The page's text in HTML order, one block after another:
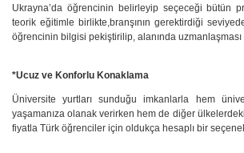
Ukrayna’da öğrencinin belirleyip seçeceği bütün
teorik eğitimle birlikte,branşının gerektirdiği
öğrencinin bilgisi pekiştirilip, alanında uzmanlaşması
*Ucuz ve Konforlu Konaklama
Üniversite yurtları sunduğu imkanlarla hem
yaşamanıza olanak verirken hem de diğer
fiyatla Türk öğrenciler için oldukça hesaplı bir